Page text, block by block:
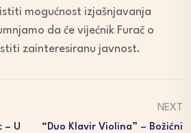
mogućnost izjašnjavanja
da će vijećnik Furač o
zainteresiranu javnost.
– U
NEXT
“Duo Klavir Violina” – Božićni